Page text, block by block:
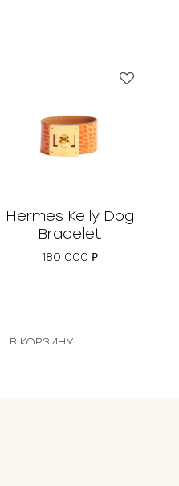
Hermes Kelly Dog
Bracelet
180 000 ₽
В КОРЗИНУ